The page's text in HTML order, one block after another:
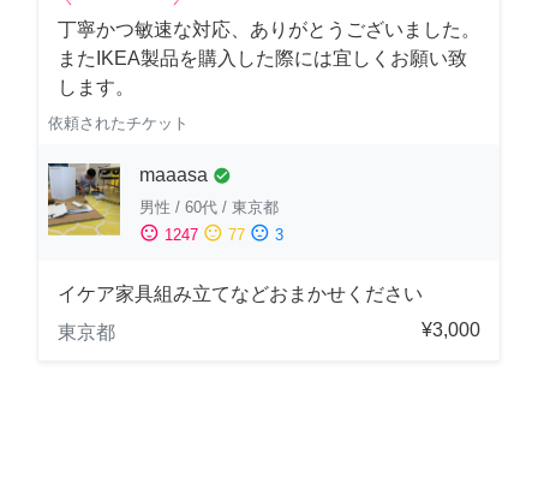
丁寧かつ敏速な対応、ありがとうございました。
またIKEA製品を購入した際には宜しくお願い致
します。
依頼されたチケット
maaasa check_circle
男性 / 60代 / 東京都
sentiment_satisfied 1247 sentiment_neutral 77 sentiment_dissatisfied 3
イケア家具組み立てなどおまかせください
東京都
¥3,000